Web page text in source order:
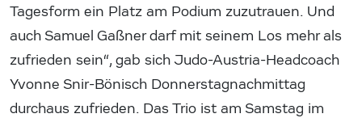
Tagesform ein Platz am Podium zuzutrauen. Und
auch Samuel Gaßner darf mit seinem Los mehr als
zufrieden sein“, gab sich Judo-Austria-Headcoach
Yvonne Snir-Bönisch Donnerstagnachmittag
durchaus zufrieden. Das Trio ist am Samstag im